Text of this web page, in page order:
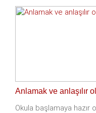
Anlamak ve anlaşılır
Okula başlamaya